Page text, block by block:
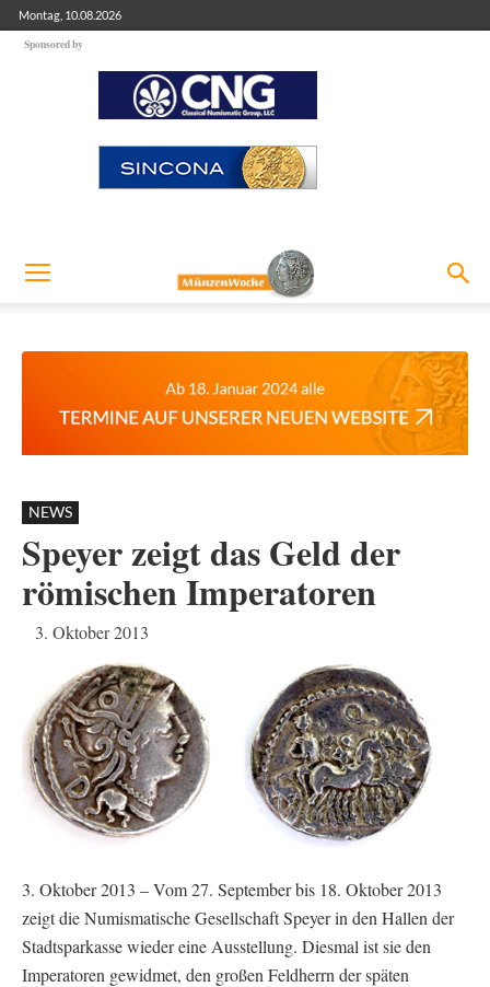
Montag, 10.08.2026
Sponsored by
NEWS
Speyer zeigt das Geld der
römischen Imperatoren
3. Oktober 2013
3. Oktober 2013 – Vom 27. September bis 18. Oktober 2013
zeigt die Numismatische Gesellschaft Speyer in den Hallen der
Stadtsparkasse wieder eine Ausstellung. Diesmal ist sie den
Imperatoren gewidmet, den großen Feldherrn der späten